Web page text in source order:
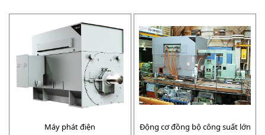
Máy phát điện
Động cơ đồng bộ công suất lớn